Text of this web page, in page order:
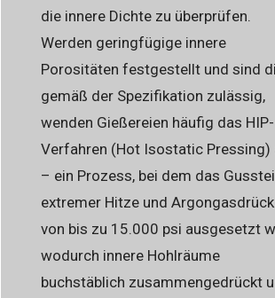
die innere Dichte zu überprüfen.
Werden geringfügige innere
Porositäten festgestellt und sind
gemäß der Spezifikation zulässig,
wenden Gießereien häufig das HIP-
Verfahren (Hot Isostatic Pressing)
– ein Prozess, bei dem das
extremer Hitze und
von bis zu 15.000 psi ausgesetzt
wodurch innere Hohlräume
buchstäblich zusammengedrückt